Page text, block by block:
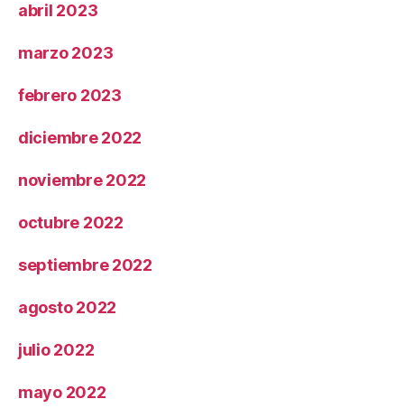
abril 2023
marzo 2023
febrero 2023
diciembre 2022
noviembre 2022
octubre 2022
septiembre 2022
agosto 2022
julio 2022
mayo 2022